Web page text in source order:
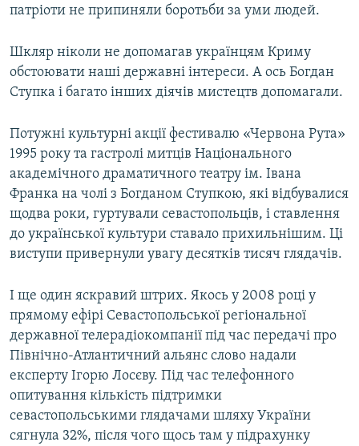
патріоти не припиняли боротьби за уми людей.
Шкляр ніколи не допомагав українцям Криму
обстоювати наші державні інтереси. А ось Богдан
Ступка і багато інших діячів мистецтв допомагали.
Потужні культурні акції фестивалю «Червона Рута»
1995 року та гастролі митців Національного
академічного драматичного театру ім. Івана
Франка на чолі з Богданом Ступкою, які відбувалися
щодва роки, гуртували севастопольців, і ставлення
до української культури ставало прихильнішим. Ці
виступи привернули увагу десятків тисяч глядачів.
І ще один яскравий штрих. Якось у 2008 році у
прямому ефірі Севастопольської регіональної
державної телерадіокомпанії під час передачі про
Північно-Атлантичний альянс слово надали
експерту Ігорю Лосєву. Під час телефонного
опитування кількість підтримки
севастопольськими глядачами шляху України
сягнула 32%, після чого щось там у підрахунку